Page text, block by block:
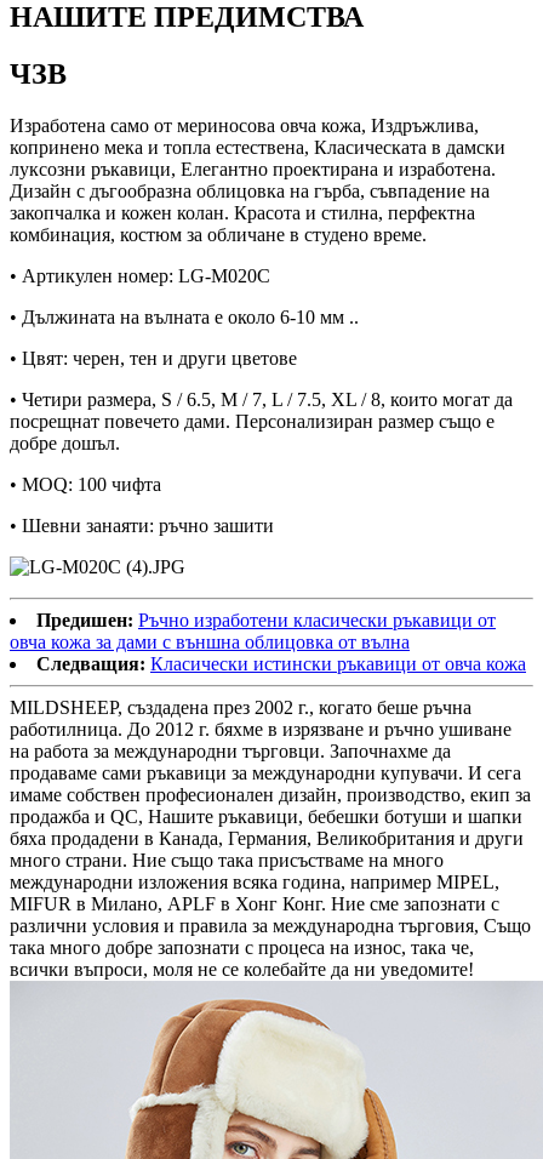
НАШИТЕ ПРЕДИМСТВА
ЧЗВ
Изработена само от мериносова овча кожа, Издръжлива,
копринено мека и топла естествена, Класическата в дамски
луксозни ръкавици, Елегантно проектирана и изработена.
Дизайн с дъгообразна облицовка на гърба, съвпадение на
закопчалка и кожен колан. Красота и стилна, перфектна
комбинация, костюм за обличане в студено време.
• Артикулен номер: LG-M020C
• Дължината на вълната е около 6-10 мм ..
• Цвят: черен, тен и други цветове
• Четири размера, S / 6.5, M / 7, L / 7.5, XL / 8, които могат да
посрещнат повечето дами. Персонализиран размер също е
добре дошъл.
• MOQ: 100 чифта
• Шевни занаяти: ръчно зашити
Предишен: Ръчно изработени класически ръкавици от
овча кожа за дами с външна облицовка от вълна
Следващия: Класически истински ръкавици от овча кожа
MILDSHEEP, създадена през 2002 г., когато беше ръчна
работилница. До 2012 г. бяхме в изрязване и ръчно ушиване
на работа за международни търговци. Започнахме да
продаваме сами ръкавици за международни купувачи. И сега
имаме собствен професионален дизайн, производство, екип за
продажба и QC, Нашите ръкавици, бебешки ботуши и шапки
бяха продадени в Канада, Германия, Великобритания и други
много страни. Ние също така присъстваме на много
международни изложения всяка година, например MIPEL,
MIFUR в Милано, APLF в Хонг Конг. Ние сме запознати с
различни условия и правила за международна търговия, Също
така много добре запознати с процеса на износ, така че,
всички въпроси, моля не се колебайте да ни уведомите!